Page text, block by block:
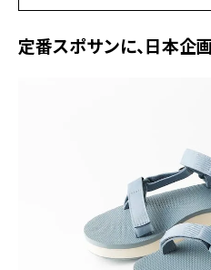
定番スポサンに、日本企